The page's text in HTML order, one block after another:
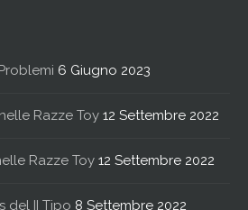
6 Giugno 2023
Razze Toy 12 Settembre 2022
Razze Toy 12 Settembre 2022
del II Tipo 8 Settembre 2022